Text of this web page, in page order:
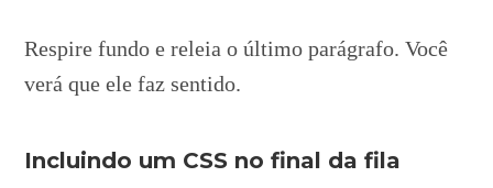
Respire fundo e releia o último parágrafo. Você
verá que ele faz sentido.
Incluindo um CSS no final da fila